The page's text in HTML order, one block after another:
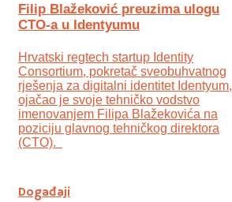
Filip Blažeković preuzima ulogu
CTO-a u Identyumu
Hrvatski regtech startup Identity
Consortium, pokretač sveobuhvatnog
rješenja za digitalni identitet Identyum,
ojаčao je svoje tehničko vodstvo
imenovanjem Filipa Blažekovića na
poziciju glavnog tehničkog direktora
(CTO).
Događaji